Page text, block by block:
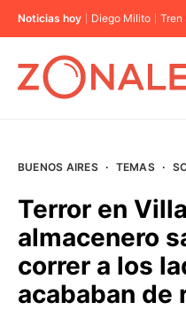
Noticias hoy Diego Milito Tren
BUENOS AIRES
PROVINCIAS
BUENOS AIRES · TEMAS ·
Terror en
almacenero
correr a los
acababan de